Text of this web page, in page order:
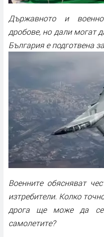
Държавното и
дробове, но дали могат
България е подготвена
Военните обясняват
изтребители. Колко
дрога ще може да
самолетите?